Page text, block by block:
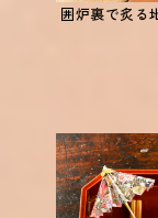
囲炉裏で炙る